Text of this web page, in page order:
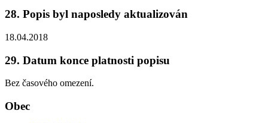
28. Popis byl naposledy aktualizován
18.04.2018
29. Datum konce platnosti popisu
Bez časového omezení.
Obec